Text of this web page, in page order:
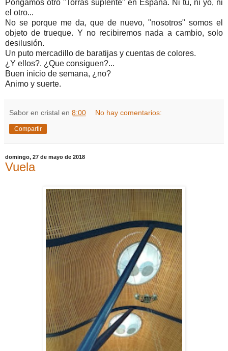
Pongamos otro "Torras suplente" en España. Ni tu, ni yo, ni
el otro...
No se porque me da, que de nuevo, "nosotros" somos el
objeto de trueque. Y no recibiremos nada a cambio, solo
desilusión.
Un puto mercadillo de baratijas y cuentas de colores.
¿Y ellos?. ¿Que consiguen?...
Buen inicio de semana, ¿no?
Animo y suerte.
Sabor en cristal en 8:00 No hay comentarios:
Compartir
domingo, 27 de mayo de 2018
Vuela